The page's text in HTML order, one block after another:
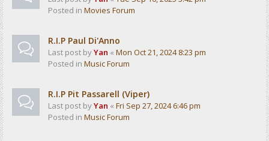
Posted in Movies Forum
R.I.P Paul Di'Anno
Last post byYan « Mon Oct 21, 2024 8:23 pm
Posted in Music Forum
R.I.P Pit Passarell (Viper)
Last post byYan « Fri Sep 27, 2024 6:46 pm
Posted in Music Forum